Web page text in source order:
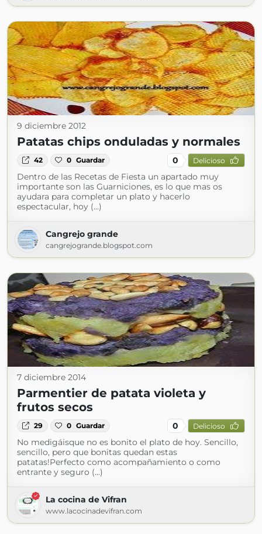
9 diciembre 2012
Patatas chips onduladas y normales
42 0 Guardar 0 Delicioso
Dentro de las Recetas de Fiesta un apartado muy
importante son las Guarniciones, es lo que mas os
ayudara para completar un plato y hacerlo
espectacular, hoy (...)
Cangrejo grande
cangrejogrande.blogspot.com
7 diciembre 2014
Parmentier de patata violeta y
frutos secos
29 0 Guardar 0 Delicioso
No medigáisque no es bonito el plato de hoy. Sencillo,
sencillo, pero que bonitas quedan estas
patatas!Perfecto como acompañamiento o como
entrante y seguro (...)
La cocina de Vifran
www.lacocinadevifran.com